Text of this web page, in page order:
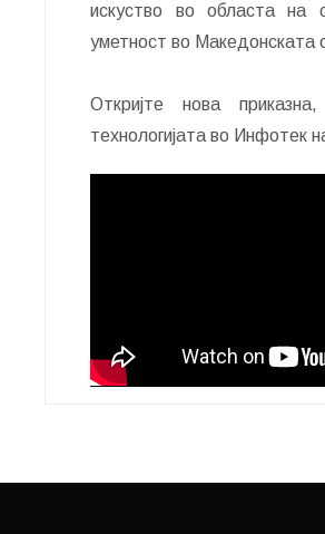
искуство во областа на
уметност во Македонската
Откријте нова
технологијата во Инфотек